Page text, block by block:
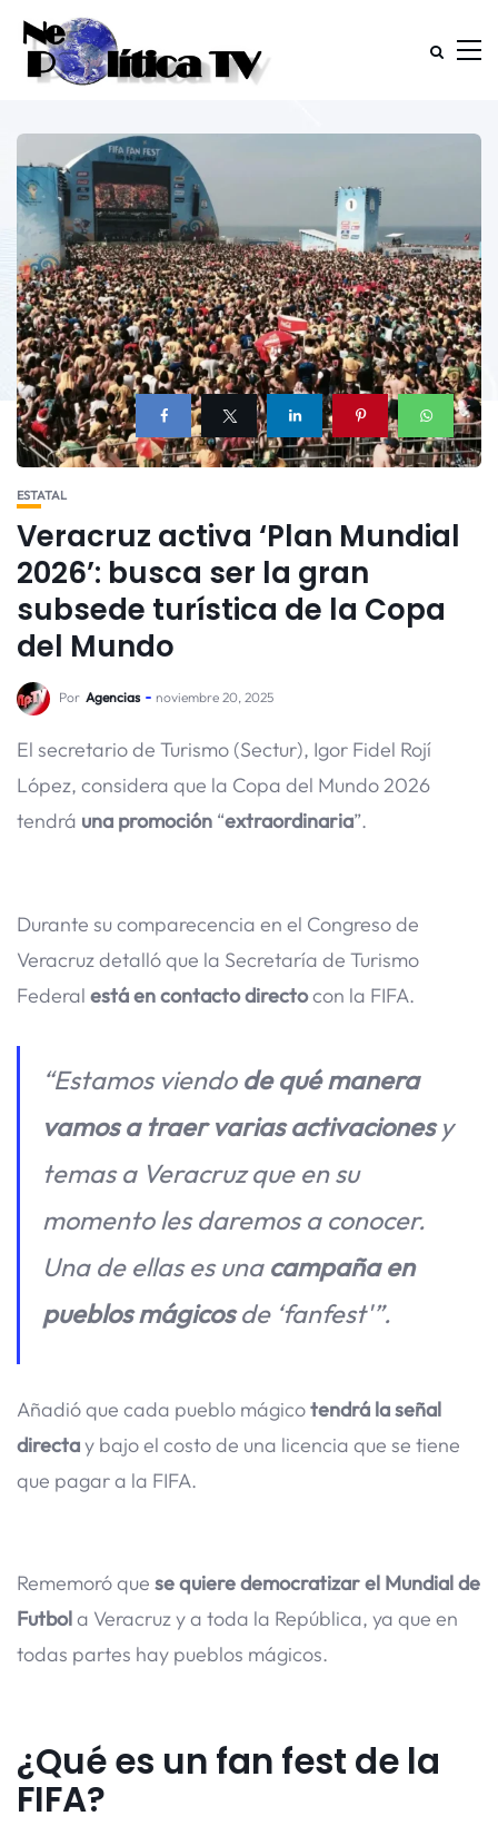
ESTATAL
Veracruz activa ‘Plan Mundial
2026’: busca ser la gran
subsede turística de la Copa
del Mundo
Por Agencias noviembre 20, 2025
El secretario de Turismo (Sectur), Igor Fidel Rojí
López, considera que la Copa del Mundo 2026
tendrá una promoción “extraordinaria”.
Durante su comparecencia en el Congreso de
Veracruz detalló que la Secretaría de Turismo
Federal está en contacto directocon la FIFA.
“Estamos viendode qué manera
vamos a traer varias activacionesy
temas a Veracruz que en su
momento les daremos a conocer.
Una de ellas es una campaña en
pueblos mágicosde ‘fanfest'”.
Añadió que cada pueblo mágicotendrá la señal
directay bajo el costo de una licencia que se tiene
que pagar a la FIFA.
Rememoró que se quiere democratizar el Mundial de
Futbola Veracruz y a toda la República, ya que en
todas partes hay pueblos mágicos.
¿Qué es un fan fest de la
FIFA?